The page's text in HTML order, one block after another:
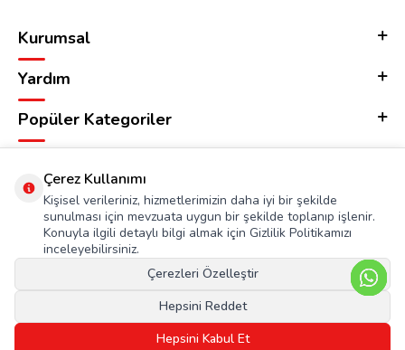
Kurumsal
Yardım
Popüler Kategoriler
Çerez Kullanımı
Kişisel verileriniz, hizmetlerimizin daha iyi bir şekilde
sunulması için mevzuata uygun bir şekilde toplanıp işlenir.
Konuyla ilgili detaylı bilgi almak için Gizlilik Politikamızı
inceleyebilirsiniz.
Çerezleri Özelleştir
Hepsini Reddet
Hepsini Kabul Et